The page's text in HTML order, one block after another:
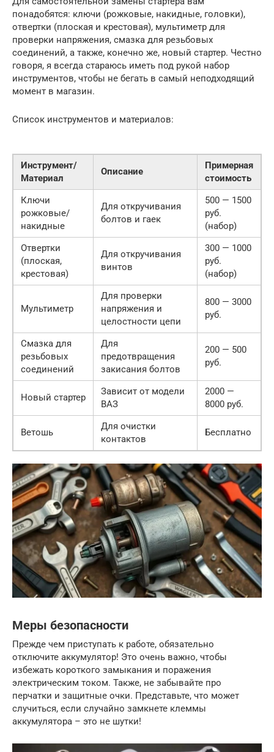
понадобятся: ключи (рожковые, накидные, головки),
отвертки (плоская и крестовая), мультиметр для
проверки напряжения, смазка для резьбовых
соединений, а также, конечно же, новый стартер. Честно
говоря, я всегда стараюсь иметь под рукой набор
инструментов, чтобы не бегать в самый неподходящий
момент в магазин.
Список инструментов и материалов:
Инструмент/
Материал
Описание
Примерная
стоимость
Ключи
рожковые/
накидные
Для откручивания
болтов и гаек
500 — 1500
руб.
(набор)
Отвертки
(плоская,
крестовая)
Для откручивания
винтов
300 — 1000
руб.
(набор)
Мультиметр
Для проверки
напряжения и
целостности цепи
800 — 3000
руб.
Смазка для
резьбовых
соединений
Для
предотвращения
закисания болтов
200 — 500
руб.
Новый стартер
Зависит от модели
ВАЗ
2000 —
8000 руб.
Ветошь
Для очистки
контактов
Бесплатно
Меры безопасности
Прежде чем приступать к работе, обязательно
отключите аккумулятор! Это очень важно, чтобы
избежать короткого замыкания и поражения
электрическим током. Также, не забывайте про
перчатки и защитные очки. Представьте, что может
случиться, если случайно замкнете клеммы
аккумулятора – это не шутки!